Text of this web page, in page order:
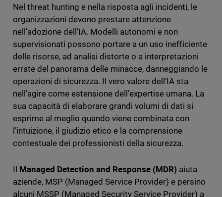
Nel threat hunting e nella risposta agli incidenti, le
organizzazioni devono prestare attenzione
nell’adozione dell’IA. Modelli autonomi e non
supervisionati possono portare a un uso inefficiente
delle risorse, ad analisi distorte o a interpretazioni
errate del panorama delle minacce, danneggiando le
operazioni di sicurezza. Il vero valore dell’IA sta
nell’agire come estensione dell’expertise umana. La
sua capacità di elaborare grandi volumi di dati si
esprime al meglio quando viene combinata con
l’intuizione, il giudizio etico e la comprensione
contestuale dei professionisti della sicurezza.
Il Managed Detection and Response (MDR) aiuta
aziende, MSP (Managed Service Provider) e persino
alcuni MSSP (Managed Security Service Provider) a